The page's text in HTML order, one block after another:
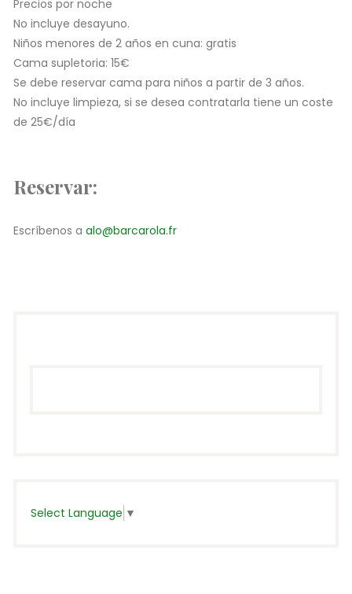
Precios por noche
No incluye desayuno.
Niños menores de 2 años en cuna: gratis
Cama supletoria: 15€
Se debe reservar cama para niños a partir de 3 años.
No incluye limpieza, si se desea contratarla tiene un coste
de 25€/día
Reservar:
Escríbenos a alo@barcarola.fr
Select Language ▼